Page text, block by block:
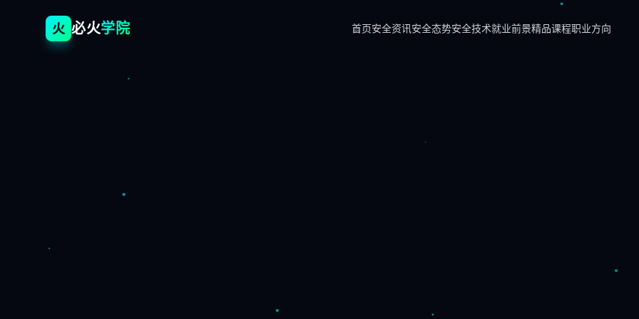
火 必火学院 首页安全资讯安全态势安全技术就业前景精品课程职业方向